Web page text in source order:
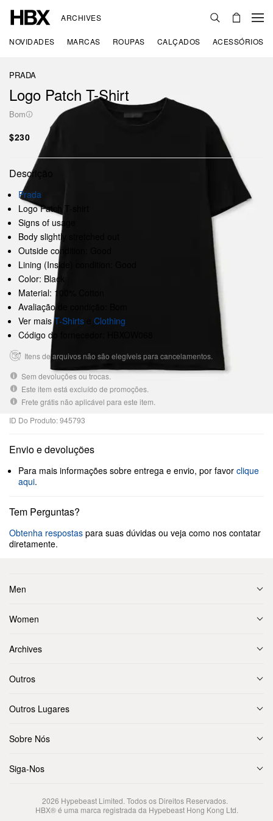
ARCHIVES
NOVIDADES MARCAS ROUPAS CALÇADOS ACESSÓRIOS
PRADA
Logo Patch T-Shirt
Bom
$230
Descrição
Prada
Logo Patch T-shirt
Signs of usage
Body slightly stretched out
Outside condition: Good
Lining (Inside) condition: Good
Color: Black
Material: 100% Cotton
Avaliação de condição: Bom
Ver maisT-Shirts
Clothing
Código do fornecedor: HBXOW068
Itens de arquivos não são elegíveis para cancelamentos.
Sem devoluções ou trocas.
Este item está excluído de promoções.
Frete grátis não aplicável para este item.
ID Do Produto: 945793
Envio e devoluções
Para mais informações sobre entrega e envio, por favor clique
aqui.
Tem Perguntas?
Obtenha respostas para suas dúvidas ou veja como nos contatar
diretamente.
Men
Women
Archives
Outros
Outros Lugares
Sobre Nós
Siga-Nos
2026 Hypebeast Limited. Todos os Direitos Reservados.
HBX® é uma marca registrada da Hypebeast Hong Kong Ltd.